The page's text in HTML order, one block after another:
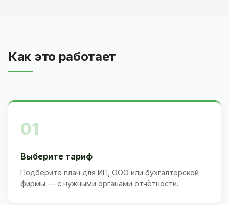
Как это работает
01
Выберите тариф
Подберите план для ИП, ООО или бухгалтерской
фирмы — с нужными органами отчётности.